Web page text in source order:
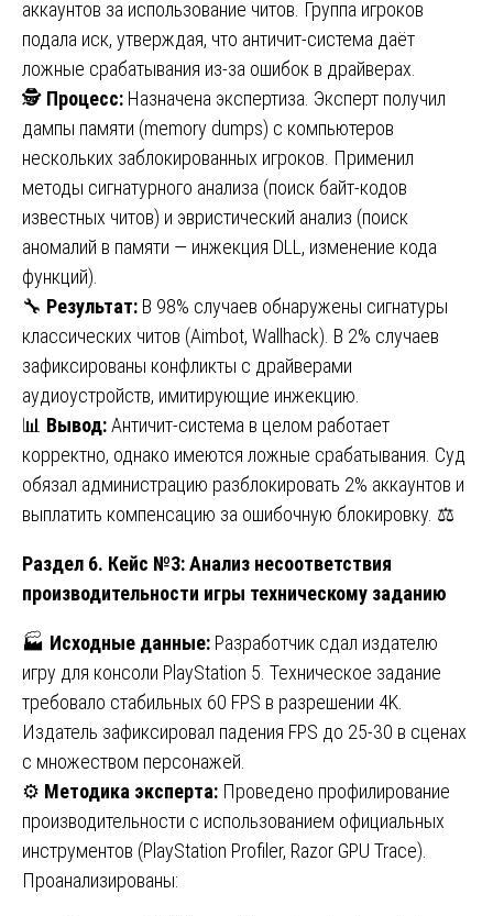
аккаунтов за использование читов. Группа игроков
подала иск, утверждая, что античит-система даёт
ложные срабатывания из-за ошибок в драйверах.
🕵️ Процесс: Назначена экспертиза. Эксперт получил
дампы памяти (memory dumps) с компьютеров
нескольких заблокированных игроков. Применил
методы сигнатурного анализа (поиск байт-кодов
известных читов) и эвристический анализ (поиск
аномалий в памяти — инжекция DLL, изменение кода
функций).
🔧 Результат: В 98% случаев обнаружены сигнатуры
классических читов (Aimbot, Wallhack). В 2% случаев
зафиксированы конфликты с драйверами
аудиоустройств, имитирующие инжекцию.
📊 Вывод:Античит-система в целом работает
корректно, однако имеются ложные срабатывания. Суд
обязал администрацию разблокировать 2% аккаунтов и
выплатить компенсацию за ошибочную блокировку. ⚖️
Раздел 6. Кейс №3: Анализ несоответствия
производительности игры техническому заданию
🏭 Исходные данные: Разработчик сдал издателю
игру для консоли PlayStation 5. Техническое задание
требовало стабильных 60 FPS в разрешении 4K.
Издатель зафиксировал падения FPS до 25-30 в сценах
с множеством персонажей.
⚙️ Методика эксперта: Проведено профилирование
производительности с использованием официальных
инструментов (PlayStation Profiler, Razor GPU Trace).
Проанализированы: